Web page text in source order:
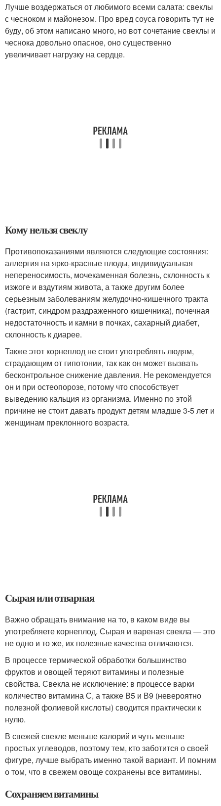
Лучше воздержаться от любимого всеми салата: свеклы
с чесноком и майонезом. Про вред соуса говорить тут не
буду, об этом написано много, но вот сочетание свеклы и
чеснока довольно опасное, оно существенно
увеличивает нагрузку на сердце.
Кому нельзя свеклу
Противопоказаниями являются следующие состояния:
аллергия на ярко-красные плоды, индивидуальная
непереносимость, мочекаменная болезнь, склонность к
изжоге и вздутиям живота, а также другим более
серьезным заболеваниям желудочно-кишечного тракта
(гастрит, синдром раздраженного кишечника), почечная
недостаточность и камни в почках, сахарный диабет,
склонность к диарее.
Также этот корнеплод не стоит употреблять людям,
страдающим от гипотонии, так как он может вызвать
бесконтрольное снижение давления. Не рекомендуется
он и при остеопорозе, потому что способствует
выведению кальция из организма. Именно по этой
причине не стоит давать продукт детям младше 3-5 лет и
женщинам преклонного возраста.
Сырая или отварная
Важно обращать внимание на то, в каком виде вы
употребляете корнеплод. Сырая и вареная свекла — это
не одно и то же, их полезные качества отличаются.
В процессе термической обработки большинство
фруктов и овощей теряют витамины и полезные
свойства. Свекла не исключение: в процессе варки
количество витамина С, а также В5 и В9 (невероятно
полезной фолиевой кислоты) сводится практически к
нулю.
В свежей свекле меньше калорий и чуть меньше
простых углеводов, поэтому тем, кто заботится о своей
фигуре, лучше выбрать именно такой вариант. И помним
о том, что в свежем овоще сохранены все витамины.
Сохраняем витамины